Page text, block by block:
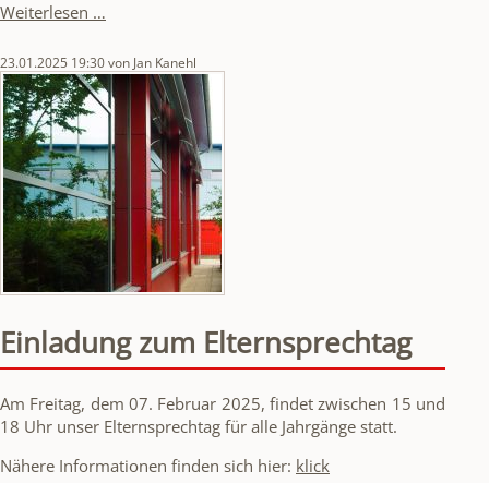
Weiterlesen …
"DIERCKE
WISSEN"
für
Mittelstufe
23.01.2025 19:30von Jan Kanehl
Einladung zum Elternsprechtag
Am Freitag, dem 07. Februar 2025, findet zwischen 15 und
18 Uhr unser Elternsprechtag für alle Jahrgänge statt.
Nähere Informationen finden sich hier: klick